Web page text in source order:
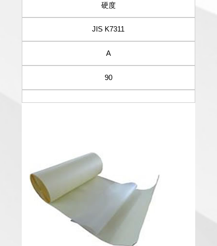
硬度
JIS K7311
A
90